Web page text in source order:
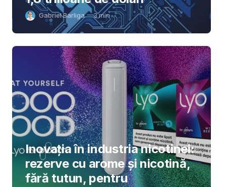
Gabriel Barliga 3min
Inovația în industria nicotinei:
rezerve cu arome și nicotină,
fără tutun, pentru